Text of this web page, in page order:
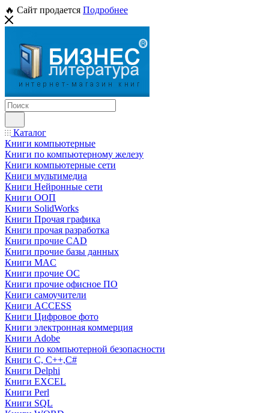
🔥 Сайт продается Подробнее
Каталог
Книги компьютерные
Книги по компьютерному железу
Книги компьютерные сети
Книги мультимедиа
Книги Нейронные сети
Книги ООП
Книги SolidWorks
Книги Прочая графика
Книги прочая разработка
Книги прочие CAD
Книги прочие базы данных
Книги MAC
Книги прочие ОС
Книги прочие офисное ПО
Книги самоучители
Книги ACCESS
Книги Цифровое фото
Книги электронная коммерция
Книги Adobe
Книги по компьютерной безопасности
Книги C, C++,С#
Книги Delphi
Книги EXCEL
Книги Perl
Книги SQL